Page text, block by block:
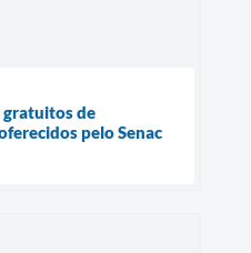
gratuitos de
pelo Senac